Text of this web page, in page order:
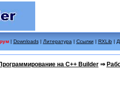
| Downloads| Литература | Ссылки | RXLib |
на C++ Builder⇒